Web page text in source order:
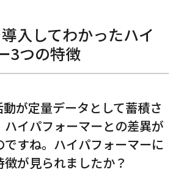
入してわかったハイ
3つの特徴
動が定量データとして蓄積さ
ハイパフォーマーとの差異が
すね。ハイパフォーマーに
が見られましたか？